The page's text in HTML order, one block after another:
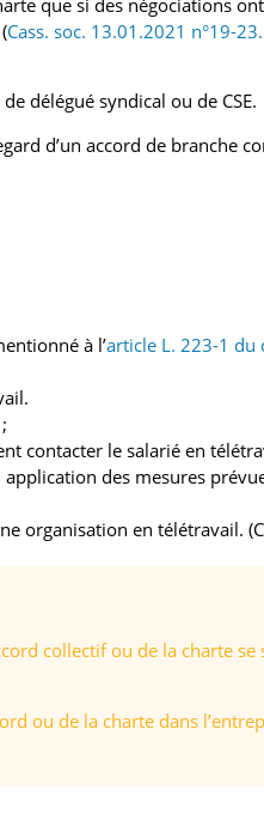
Cass. soc. 13.01.2021 n°19-
délégué syndical ou de CSE.
d’un accord de branche
à l’article L. 223-1 du
contacter le salarié en
des mesures
organisation en télétravail.
collectif ou de la charte
ou de la charte dans